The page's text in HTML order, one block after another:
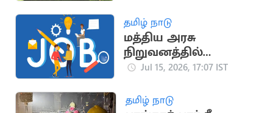
தமிழ் நாடு
மத்திய அரசு
நிறுவனத்தில்
வேலைவாய்ப்பு
Jul 15, 2026, 17:07 IST
தமிழ் நாடு